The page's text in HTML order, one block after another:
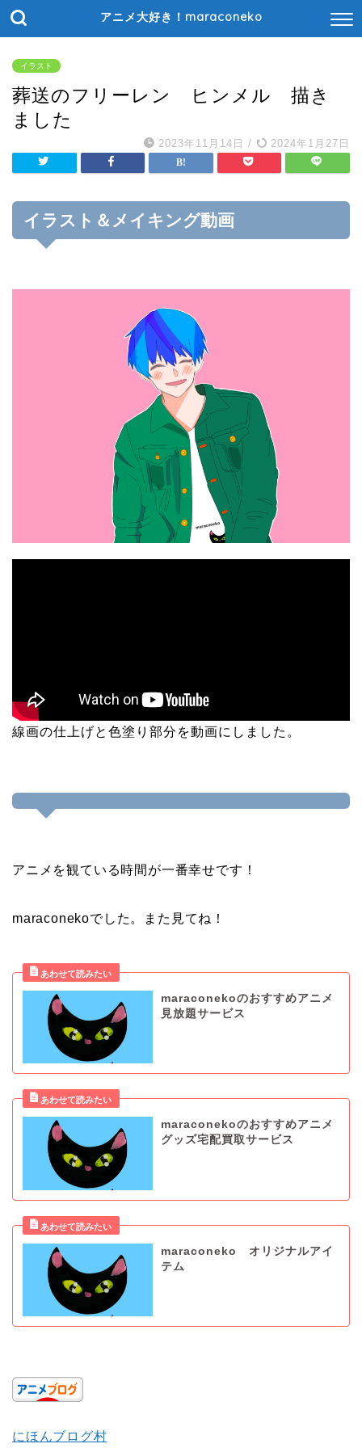
アニメ大好き！maraconeko
イラスト
葬送のフリーレン ヒンメル 描き
ました
2023年11月14日 / 2024年1月27日
イラスト＆メイキング動画
線画の仕上げと色塗り部分を動画にしました。
アニメを観ている時間が一番幸せです！
maraconekoでした。また見てね！
maraconekoのおすすめアニメ
見放題サービス
maraconekoのおすすめアニメ
グッズ宅配買取サービス
maraconeko オリジナルアイ
テム
にほんブログ村